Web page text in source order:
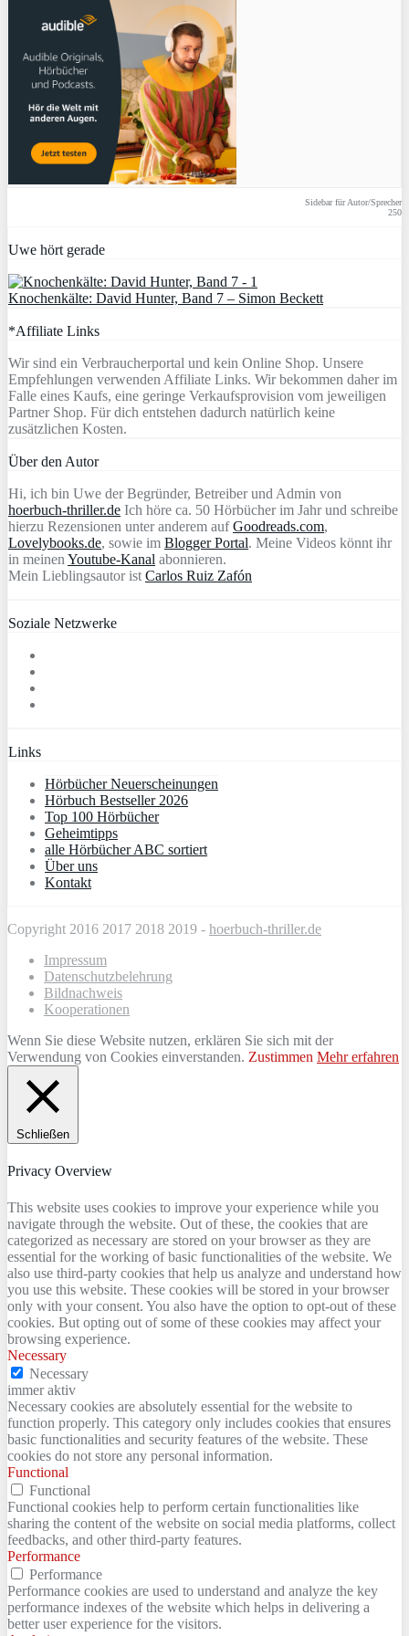
Sidebar für Autor/Sprecher
250
Uwe hört gerade
Knochenkälte: David Hunter, Band 7 – Simon Beckett
*Affiliate Links
Wir sind ein Verbraucherportal und kein Online Shop. Unsere
Empfehlungen verwenden Affiliate Links. Wir bekommen daher im
Falle eines Kaufs, eine geringe Verkaufsprovision vom jeweiligen
Partner Shop. Für dich entstehen dadurch natürlich keine
zusätzlichen Kosten.
Über den Autor
Hi, ich bin Uwe der Begründer, Betreiber und Admin von
hoerbuch-thriller.de Ich höre ca. 50 Hörbücher im Jahr und schreibe
hierzu Rezensionen unter anderem aufGoodreads.com,
Lovelybooks.de, sowie im Blogger Portal. Meine Videos könnt ihr
in meinen Youtube-Kanal abonnieren.
Mein Lieblingsautor ist Carlos Ruiz Zafón
Soziale Netzwerke
Links
Hörbücher Neuerscheinungen
Hörbuch Bestseller 2026
Top 100 Hörbücher
Geheimtipps
alle Hörbücher ABC sortiert
Über uns
Kontakt
Copyright 2016 2017 2018 2019 - hoerbuch-thriller.de
Impressum
Datenschutzbelehrung
Bildnachweis
Kooperationen
Wenn Sie diese Website nutzen, erklären Sie sich mit der
Verwendung von Cookies einverstanden. Zustimmen Mehr erfahren
Schließen
Privacy Overview
This website uses cookies to improve your experience while you
navigate through the website. Out of these, the cookies that are
categorized as necessary are stored on your browser as they are
essential for the working of basic functionalities of the website. We
also use third-party cookies that help us analyze and understand how
you use this website. These cookies will be stored in your browser
only with your consent. You also have the option to opt-out of these
cookies. But opting out of some of these cookies may affect your
browsing experience.
Necessary
Necessary
immer aktiv
Necessary cookies are absolutely essential for the website to
function properly. This category only includes cookies that ensures
basic functionalities and security features of the website. These
cookies do not store any personal information.
Functional
Functional
Functional cookies help to perform certain functionalities like
sharing the content of the website on social media platforms, collect
feedbacks, and other third-party features.
Performance
Performance
Performance cookies are used to understand and analyze the key
performance indexes of the website which helps in delivering a
better user experience for the visitors.